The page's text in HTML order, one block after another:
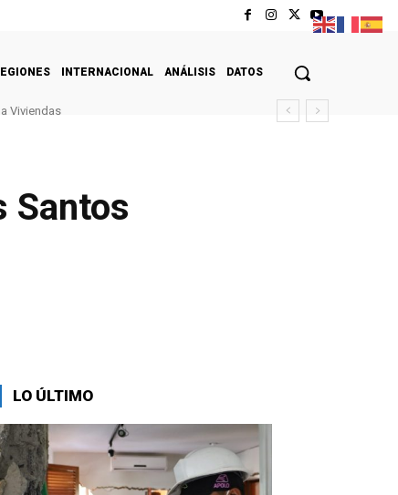
INTERNACIONAL ANÁLISIS DATOS
Viviendas
Santos
LO ÚLTIMO